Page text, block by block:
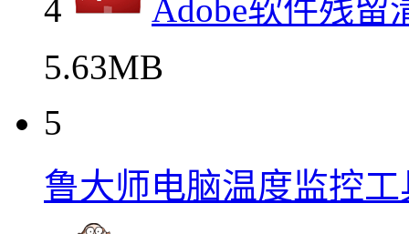
4
Adobe软件残留
5.63MB
5
鲁大师电脑温度监控